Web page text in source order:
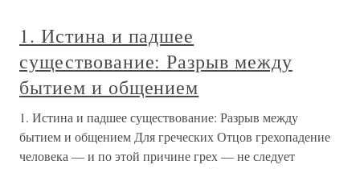
1. Истина и падшее
существование: Разрыв между
бытием и общением
1. Истина и падшее существование: Разрыв между
бытием и общением Для греческих Отцов грехопадение
человека — и по этой причине грех — не следует